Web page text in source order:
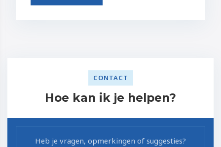
CONTACT
Hoe kan ik je helpen?
Heb je vragen, opmerkingen of suggesties?